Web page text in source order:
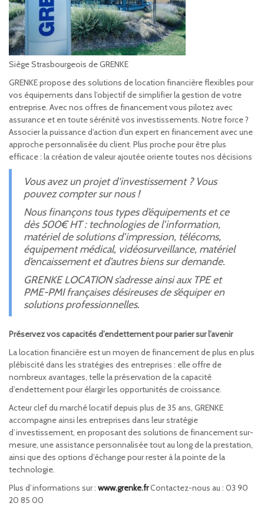
Siège Strasbourgeois de GRENKE
GRENKE propose des solutions de location financière flexibles pour
vos équipements dans l’objectif de simplifier la gestion de votre
entreprise. Avec nos offres de financement vous pilotez avec
assurance et en toute sérénité vos investissements. Notre force ?
Associer la puissance d’action d’un expert en financement avec une
approche personnalisée du client. Plus proche pour être plus
efficace : la création de valeur ajoutée oriente toutes nos décisions
Vous avez un projet d‘investissement ? Vous
pouvez compter sur nous !
Nous finançons tous types d’équipements et ce
dès 500€ HT : technologies de l’information,
matériel de solutions d’impression, télécoms,
équipement médical, vidéosurveillance, matériel
d’encaissement et d’autres biens sur demande.
GRENKE LOCATION s’adresse ainsi aux TPE et
PME-PMI françaises désireuses de s’équiper en
solutions professionnelles.
Préservez vos capacités d’endettement pour parier sur l’avenir
La location financière est un moyen de financement de plus en plus
plébiscité dans les stratégies des entreprises : elle offre de
nombreux avantages, telle la préservation de la capacité
d’endettement pour élargir les opportunités de croissance.
Acteur clef du marché locatif depuis plus de 35 ans, GRENKE
accompagne ainsi les entreprises dans leur stratégie
d’investissement, en proposant des solutions de financement sur-
mesure, une assistance personnalisée tout au long de la prestation,
ainsi que des options d’échange pour rester à la pointe de la
technologie.
Plus d’informations sur : www.grenke.frContactez-nous au : 03 90
20 85 00